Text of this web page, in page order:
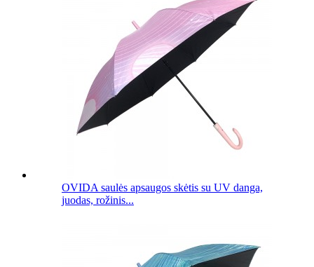
OVIDA saulės apsaugos skėtis su UV danga,
juodas, rožinis...